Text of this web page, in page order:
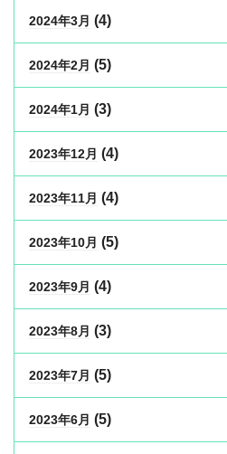
2024年3月 (4)
2024年2月 (5)
2024年1月 (3)
2023年12月 (4)
2023年11月 (4)
2023年10月 (5)
2023年9月 (4)
2023年8月 (3)
2023年7月 (5)
2023年6月 (5)